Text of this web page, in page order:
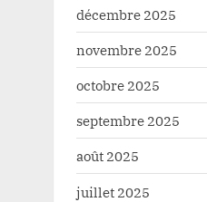
décembre 2025
novembre 2025
octobre 2025
septembre 2025
août 2025
juillet 2025